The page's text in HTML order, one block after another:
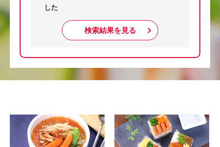
した
検索結果を見る